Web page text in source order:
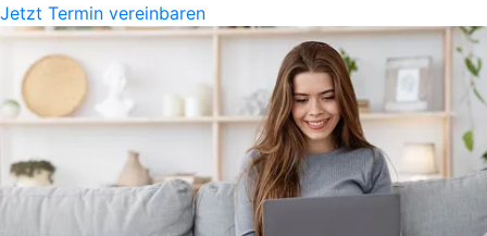
Jetzt Termin vereinbaren